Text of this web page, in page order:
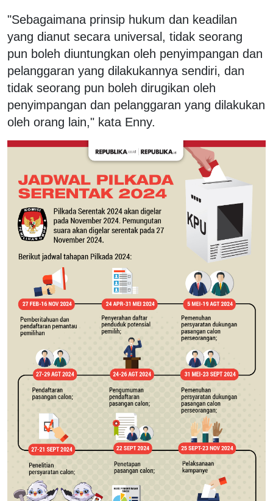
"Sebagaimana prinsip hukum dan keadilan
yang dianut secara universal, tidak seorang
pun boleh diuntungkan oleh penyimpangan dan
pelanggaran yang dilakukannya sendiri, dan
tidak seorang pun boleh dirugikan oleh
penyimpangan dan pelanggaran yang dilakukan
oleh orang lain," kata Enny.